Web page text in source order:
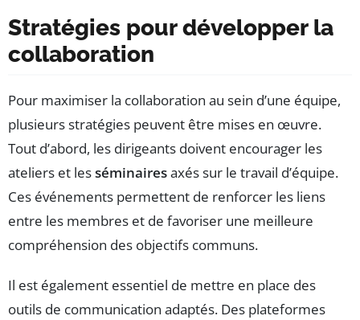
Stratégies pour développer la
collaboration
Pour maximiser la collaboration au sein d’une équipe,
plusieurs stratégies peuvent être mises en œuvre.
Tout d’abord, les dirigeants doivent encourager les
ateliers et lesséminairesaxés sur le travail d’équipe.
Ces événements permettent de renforcer les liens
entre les membres et de favoriser une meilleure
compréhension des objectifs communs.
Il est également essentiel de mettre en place des
outils de communication adaptés. Des plateformes